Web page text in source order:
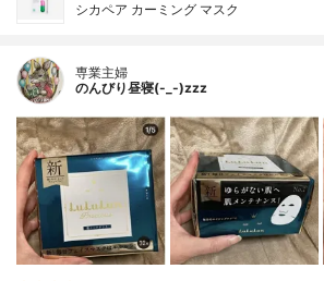
シカペア カーミング マスク
専業主婦
のんびり昼寝(-_-)zzz